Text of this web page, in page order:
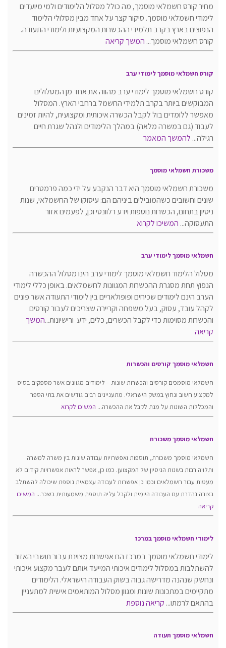
מחיר קורס חשמלאי מוסמך, מה כולל מסלול הלימודים ולמי מיועדים
לימודי חשמלאי מוסמך. סיקור קצר על אחד מבין מסלולי הלימוד
הנפוצים בארץ בקרב תלמידי ההכשרות המקצועיות ולימודי התעודה.
קורס חשמלאי מוסמך... המשך קריאה
קורס חשמלאי מוסמך לימודי ערב
קורס חשמלאי מוסמך לימודי ערב מהווה את אחד מן המסלולים
המבוקשים ביותר בקרב תלמידי החשמל ברחבי הארץ. המסלול
מאפשר ללומדים בול לקבל הכשרה איכותית ומקצועית, להיות זמינים
לעבוד (גם במשרה מלאה) במהלך הלימודים ולנהל שגרת חיים
רגילה... להמשך המאמר
משכורת חשמלאי מוסמך
משכורת חשמלאי מוסמך היא דבר הנקבע על ידי כמה פרמטרים
שונים וחשובים כשהמובילים ביניהם הם: עיסוקו של החשמלאי, שנות
ניסיון בתחום, הכשרות נוספות וידע רלוונטי וכן, לפעמים אזור
התעסוקה... המשיכו לקרוא
חשמלאי מוסמך לימודי ערב
מסלול הלימוד חשמלאי מוסמך לימודי ערב הינו מסלול ההכשרה
הנפוץ תחת מסגרת ההכשרות המגוונות לחשמלאים. באופן כללי לימודי
הערב הינם לימודים שכיחים ופופולאריים בין לימודי התעודה אשר פונים
לקהל עובד, עסוק, בעל משפחה וקריירה שצריכים לעבור קורסים
והכשרות מסוימות כדי לקבל הכשרים, כלים, ידע ורישיונות...המשך
קריאה
חשמלאי מוסמך קורסים והכשרות
חשמלאי מוסמכים קורסים והכשרות שונות – לימודים מגוונים אשר מספקים בסיס
למקצוע חשוב ונחוץ במשק הישראלי. מתעניינים רבים גודשים את בתי הספר
והמכללות השונות על מנת לקבל את ההכשרה... המשיכו לקרוא
חשמלאי מוסמך משכורת
חשמלאי מוסמך משכורת, תוספות ואפשרויות עבודה שונות בין משרה למשרה
ותלויה רבות בשנות הניסיון של המקצוען. כמו כן, אפשר לראות אפשרויות קידום לא
מעטות עבור חשמלאים וכמו כן אפשרות לעבודה עצמאית נוספת שיכולה להשתלב
בצורה נהדרת עם העבודה היומית ולקבל עליה תוספת משמעותית בשכר... המשיכו
קריאה
לימודי חשמלאי מוסמך במרכז
לימודי חשמלאי מוסמך במרכז הם אפשרות מצוינת עבור תושבי האזור
להשתלבות במסלול לימודים איכותי המייעד אותם לעבר מקצוע איכותי
ונחשק שנהנה מדרישה גבוה בשוק העבודה הישראלי. הלימודים
מתקיימים במתכונות שונות ומגוון מסלול המותאמים אישית למתעניין
בהתאם לרמתו... קריאה נוספת
חשמלאי מוסמך תעודה